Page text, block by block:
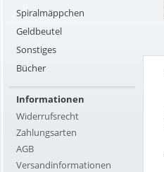
Spiralmäppchen
Geldbeutel
Sonstiges
Bücher
Informationen
Widerrufsrecht
Zahlungsarten
AGB
Versandinformationen